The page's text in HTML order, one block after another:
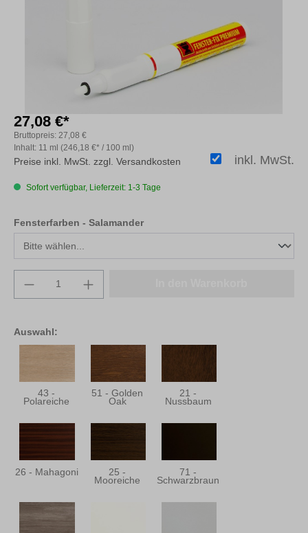
Auswahl:
43 -
Polareiche
51 - Golden
Oak
21 -
Nussbaum
26 - Mahagoni 25 -
Mooreiche
71 -
Schwarzbraun
27,08 €*
Inhalt: 11 ml (246,18 €* / 100 ml)
Bruttopreis: 27,08 €
inkl. MwSt.
Preise inkl. MwSt. zzgl. Versandkosten
Sofort verfügbar, Lieferzeit: 1-3 Tage
Fensterfarben - Salamanderauswählen
Produkt Anzahl: Gib den gewünschten